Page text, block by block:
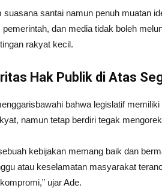
suasana santai namun penuh muatan
pemerintah, dan media tidak boleh
rakyat kecil.
Hak Publik di Atas
bahwa legislatif
namun tetap berdiri tegak
kebijakan memang baik dan
atau keselamatan masyarakat
ujar Ade.